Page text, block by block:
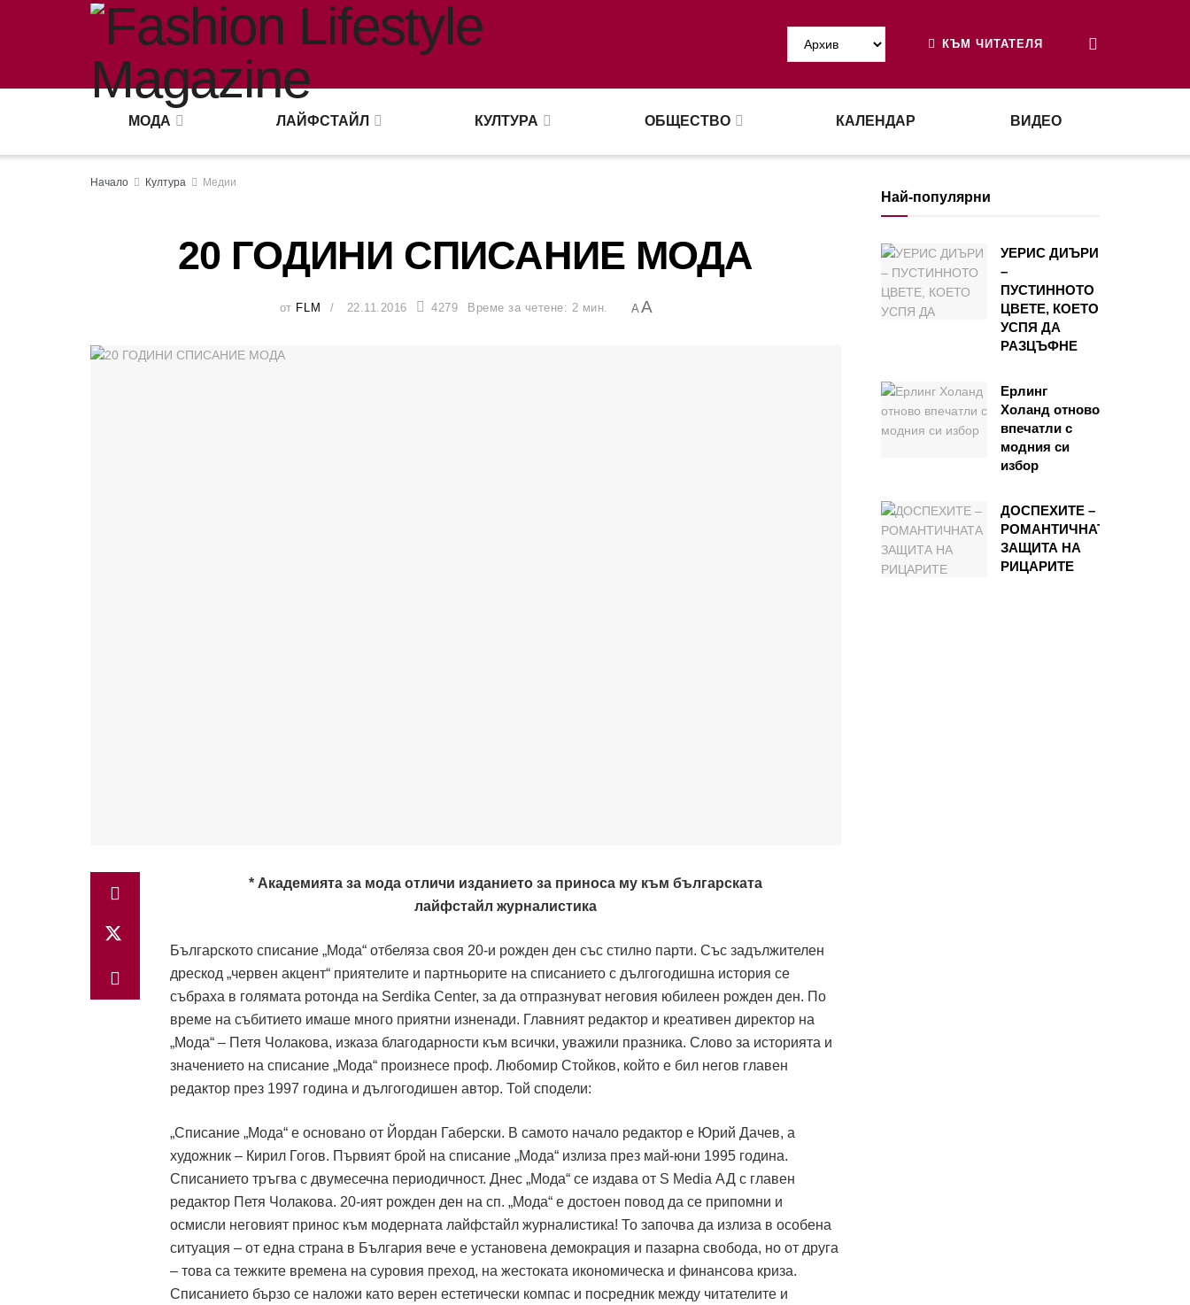
КЪМ ЧИТАТЕЛЯ
МОДА ЛАЙФСТАЙЛ КУЛТУРА ОБЩЕСТВО КАЛЕНДАР ВИДЕО
Начало Култура Медии
20 ГОДИНИ СПИСАНИЕ МОДА
от FLM 22.11.2016 4279 Време за четене: 2 мин. AA
* Академията за мода отличи изданието за приноса му към българската
лайфстайл журналистика
Българското списание „Мода“ отбеляза своя 20-и рожден ден със стилно парти. Със задължителен
дрескод „червен акцент“ приятелите и партньорите на списанието с дългогодишна история се
събраха в голямата ротонда на Serdika Center, за да отпразнуват неговия юбилеен рожден ден. По
време на събитието имаше много приятни изненади. Главният редактор и креативен директор на
„Мода“ – Петя Чолакова, изказа благодарности към всички, уважили празника. Слово за историята и
значението на списание „Мода“ произнесе проф. Любомир Стойков, който е бил негов главен
редактор през 1997 година и дългогодишен автор. Той сподели:
„Списание „Мода“ е основано от Йордан Габерски. В самото начало редактор е Юрий Дачев, а
художник – Кирил Гогов. Първият брой на списание „Мода“ излиза през май-юни 1995 година.
Списанието тръгва с двумесечна периодичност. Днес „Мода“ се издава от S Media АД с главен
редактор Петя Чолакова. 20-ият рожден ден на сп. „Мода“ е достоен повод да се припомни и
осмисли неговият принос към модерната лайфстайл журналистика! То започва да излиза в особена
ситуация – от една страна в България вече е установена демокрация и пазарна свобода, но от друга
– това са тежките времена на суровия преход, на жестоката икономическа и финансова криза.
Списанието бързо се наложи като верен естетически компас и посредник между читателите и
Най-популярни
УЕРИС ДИЪРИ
–
ПУСТИННОТО
ЦВЕТЕ, КОЕТО
УСПЯ ДА
РАЗЦЪФНЕ
Ерлинг
Холанд отново
впечатли с
модния си
избор
ДОСПЕХИТЕ –
РОМАНТИЧНАТА
ЗАЩИТА НА
РИЦАРИТЕ